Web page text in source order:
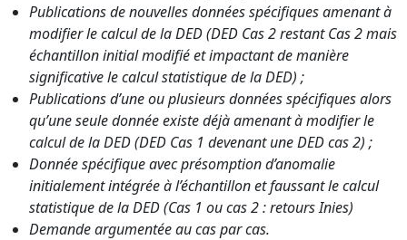
Publications de nouvelles données spécifiques amenant à
modifier le calcul de la DED (DED Cas 2 restant Cas 2 mais
échantillon initial modifié et impactant de manière
significative le calcul statistique de la DED) ;
Publications d’une ou plusieurs données spécifiques alors
qu’une seule donnée existe déjà amenant à modifier le
calcul de la DED (DED Cas 1 devenant une DED cas 2) ;
Donnée spécifique avec présomption d’anomalie
initialement intégrée à l’échantillon et faussant le calcul
statistique de la DED (Cas 1 ou cas 2 : retours Inies)
Demande argumentée au cas par cas.